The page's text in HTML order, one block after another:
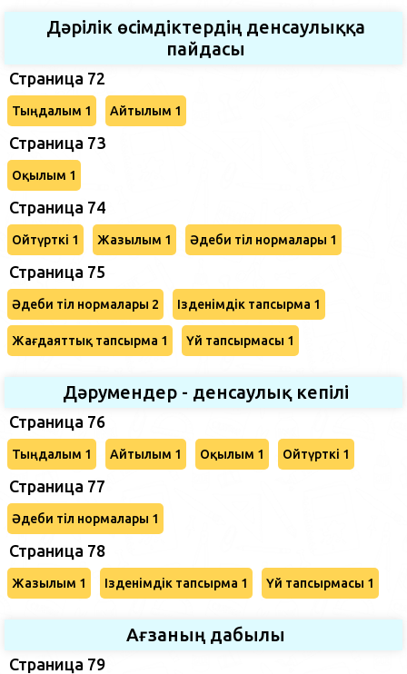
Дәрілік өсімдіктердің денсаулыққа
пайдасы
Страница 72
Тыңдалым 1 Айтылым 1
Страница 73
Оқылым 1
Страница 74
Ойтүрткі 1 Жазылым 1 Әдеби тіл нормалары 1
Страница 75
Әдеби тіл нормалары 2 Ізденімдік тапсырма 1
Жағдаяттық тапсырма 1 Үй тапсырмасы 1
Дәрумендер - денсаулық кепілі
Страница 76
Тыңдалым 1 Айтылым 1 Оқылым 1 Ойтүрткі 1
Страница 77
Әдеби тіл нормалары 1
Страница 78
Жазылым 1 Ізденімдік тапсырма 1 Үй тапсырмасы 1
Ағзаның дабылы
Страница 79